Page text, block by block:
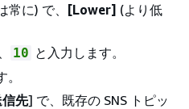
に) で、 [Lower] (より低
10 と入力します。
先] で、既存の SNS トピッ